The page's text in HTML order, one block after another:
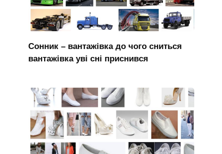
Сонник – вантажівка до чого сниться
вантажівка уві сні приснився